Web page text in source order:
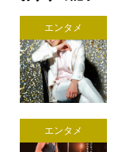
エンタメ
エンタメ